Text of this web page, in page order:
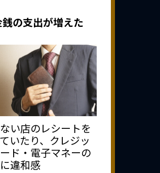
の支出が増えた
い店のレシートを
いたり、クレジッ
ド・電子マネーの
違和感